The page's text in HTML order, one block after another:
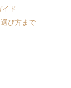
イド
び方まで